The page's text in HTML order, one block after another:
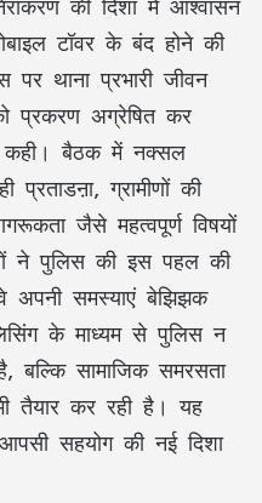
टॉवर के बंद होने की
पर थाना प्रभारी जीवन
प्रकरण अग्रेषित कर
कही। बैठक में नक्सल
ग्रामीणों की
जैसे महत्वपूर्ण विषयों
ने पुलिस की इस पहल की
समस्याएं बेझिझक
के माध्यम से पुलिस न
बल्कि सामाजिक समरसता
तैयार कर रही है। यह
सहयोग की नई दिशा